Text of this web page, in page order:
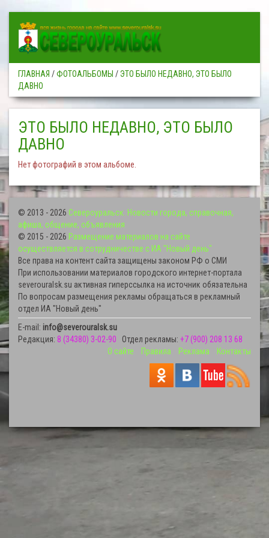
ГЛАВНАЯ /ФОТОАЛЬБОМЫ /ЭТО БЫЛО НЕДАВНО, ЭТО БЫЛО
ДАВНО
ЭТО БЫЛО НЕДАВНО, ЭТО БЫЛО
ДАВНО
Нет фотографий в этом альбоме.
© 2013 - 2026 Североуральск. Новости города, справочная,
афиша, общение, объявления
© 2015 - 2026 Размещение материалов на сайте
осуществляется в сотрудничестве с ИА "Новый день"
Все права на контент сайта защищены законом РФ о СМИ
При использовании материалов городского интернет-портала
severouralsk.su активная гиперссылка на источник обязательна
По вопросам размещения рекламы обращаться в рекламный
отдел ИА "Новый день"
E-mail: info@severouralsk.su
Редакция: 8 (34380) 3-02-90 Отдел рекламы: +7 (900) 208 13 68
О сайте
Правила Реклама Контакты